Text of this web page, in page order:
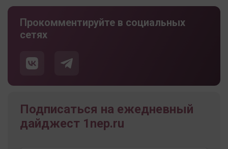
Прокомментируйте в социальных
сетях
Подписаться на ежедневный
дайджест 1nep.ru